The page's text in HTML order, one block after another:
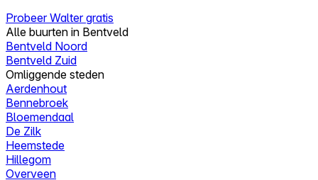
Probeer Walter gratis
Alle buurten in Bentveld
Bentveld Noord
Bentveld Zuid
Omliggende steden
Aerdenhout
Bennebroek
Bloemendaal
De Zilk
Heemstede
Hillegom
Overveen